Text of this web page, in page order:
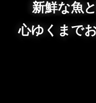
新鮮な魚
心ゆくまで